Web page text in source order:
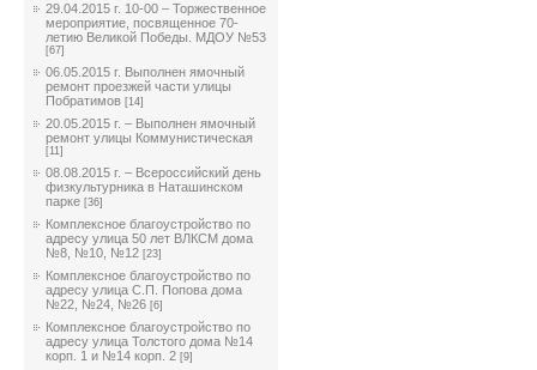
29.04.2015 г. 10-00 – Торжественное
мероприятие, посвященное 70-
летию Великой Победы. МДОУ №53
[67]
06.05.2015 г. Выполнен ямочный
ремонт проезжей части улицы
Побратимов [14]
20.05.2015 г. – Выполнен ямочный
ремонт улицы Коммунистическая
[11]
08.08.2015 г. – Всероссийский день
физкультурника в Наташинском
парке [36]
Комплексное благоустройство по
адресу улица 50 лет ВЛКСМ дома
№8, №10, №12 [23]
Комплексное благоустройство по
адресу улица С.П. Попова дома
№22, №24, №26 [6]
Комплексное благоустройство по
адресу улица Толстого дома №14
корп. 1 и №14 корп. 2 [9]